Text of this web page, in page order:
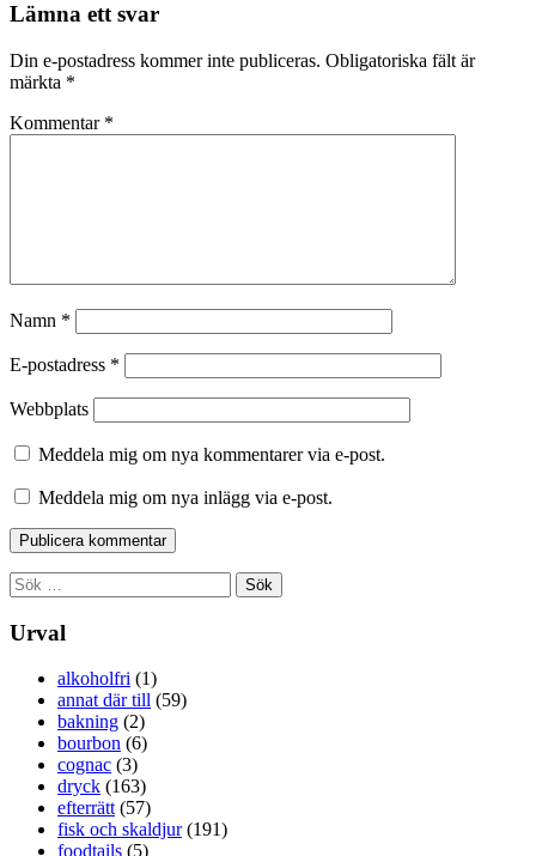
Lämna ett svar
Din e-postadress kommer inte publiceras. Obligatoriska fält är
märkta *
Kommentar *
Namn *
E-postadress *
Webbplats
Meddela mig om nya kommentarer via e-post.
Meddela mig om nya inlägg via e-post.
Sök
efter:
Urval
alkoholfri (1)
annat där till (59)
bakning (2)
bourbon (6)
cognac (3)
dryck (163)
efterrätt (57)
fisk och skaldjur(191)
foodtails (5)